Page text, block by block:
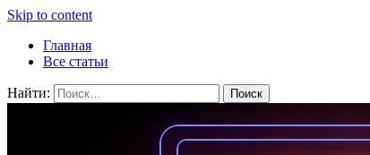
Skip to content
Главная
Все статьи
Найти: